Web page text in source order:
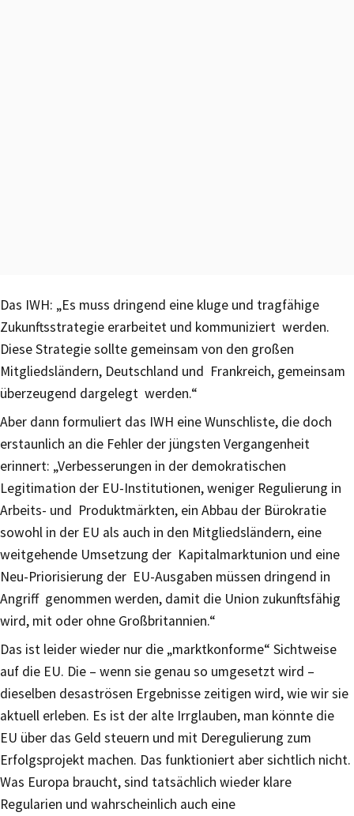
Das IWH: „Es muss dringend eine kluge und tragfähige
Zukunftsstrategie erarbeitet und kommuniziert werden.
Diese Strategie sollte gemeinsam von den großen
Mitgliedsländern, Deutschland und Frankreich, gemeinsam
überzeugend dargelegt werden.“
Aber dann formuliert das IWH eine Wunschliste, die doch
erstaunlich an die Fehler der jüngsten Vergangenheit
erinnert: „Verbesserungen in der demokratischen
Legitimation der EU-Institutionen, weniger Regulierung in
Arbeits- und Produktmärkten, ein Abbau der Bürokratie
sowohl in der EU als auch in den Mitgliedsländern, eine
weitgehende Umsetzung der Kapitalmarktunion und eine
Neu-Priorisierung der EU-Ausgaben müssen dringend in
Angriff genommen werden, damit die Union zukunftsfähig
wird, mit oder ohne Großbritannien.“
Das ist leider wieder nur die „marktkonforme“ Sichtweise
auf die EU. Die – wenn sie genau so umgesetzt wird –
dieselben desaströsen Ergebnisse zeitigen wird, wie wir sie
aktuell erleben. Es ist der alte Irrglauben, man könnte die
EU über das Geld steuern und mit Deregulierung zum
Erfolgsprojekt machen. Das funktioniert aber sichtlich nicht.
Was Europa braucht, sind tatsächlich wieder klare
Regularien und wahrscheinlich auch eine